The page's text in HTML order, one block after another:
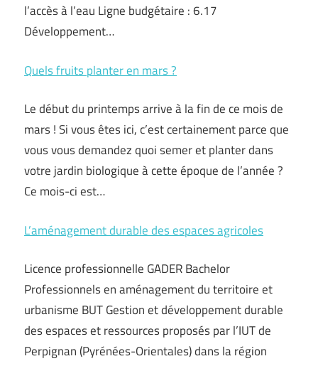
l’accès à l’eau Ligne budgétaire : 6.17
Développement…
Quels fruits planter en mars ?
Le début du printemps arrive à la fin de ce mois de
mars ! Si vous êtes ici, c’est certainement parce que
vous vous demandez quoi semer et planter dans
votre jardin biologique à cette époque de l’année ?
Ce mois-ci est…
L’aménagement durable des espaces agricoles
Licence professionnelle GADER Bachelor
Professionnels en aménagement du territoire et
urbanisme BUT Gestion et développement durable
des espaces et ressources proposés par l’IUT de
Perpignan (Pyrénées-Orientales) dans la région